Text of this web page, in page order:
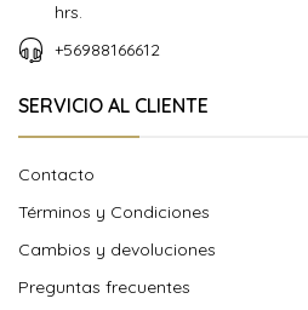
hrs.
+56988166612
SERVICIO AL CLIENTE
Contacto
Términos y Condiciones
Cambios y devoluciones
Preguntas frecuentes